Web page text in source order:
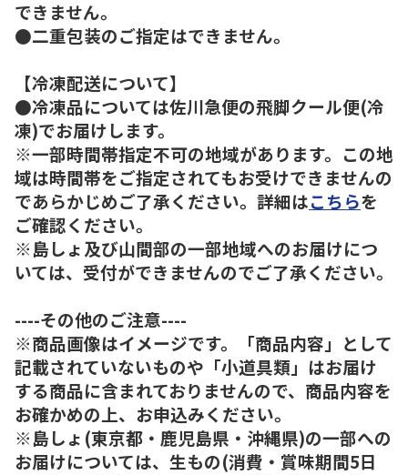
できません。
●二重包装のご指定はできません。
【冷凍配送について】
●冷凍品については佐川急便の飛脚クール便(冷
凍)でお届けします。
※一部時間帯指定不可の地域があります。この地
域は時間帯をご指定されてもお受けできませんの
であらかじめご了承ください。詳細はこちらを
ご確認ください。
※島しょ及び山間部の一部地域へのお届けにつ
いては、受付ができませんのでご了承ください。
----その他のご注意----
※商品画像はイメージです。「商品内容」として
記載されていないものや「小道具類」はお届け
する商品に含まれておりませんので、商品内容を
お確かめの上、お申込みください。
※島しょ(東京都・鹿児島県・沖縄県)の一部への
お届けについては、生もの(消費・賞味期間5日